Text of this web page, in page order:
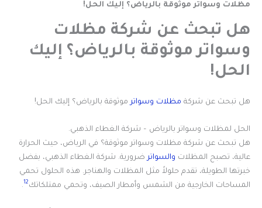
مظلات وسواتر موثوقة بالرياض؟ إليك الحل!
هل تبحث عن شركة مظلات
وسواتر موثوقة بالرياض؟ إليك
الحل!
هل تبحث عن شركة مظلات وسواتر موثوقة بالرياض؟ إليك الحل!
الحل لمظلات وسواتر بالرياض – شركة الغطاء الذهبي.
هل تبحث عن شركة مظلات وسواتر موثوقة؟ في الرياض، حيث الحرارة
عالية، تصبح المظلات والسواترضرورية. شركة الغطاء الذهبي، بفضل
خبرتها الطويلة، تقدم حلولاً مثل المظلات والهناجر. هذه الحلول تحمي
المساحات الخارجية من الشمس وأمطار الصيف، وتحمي ممتلكاتك
12
.